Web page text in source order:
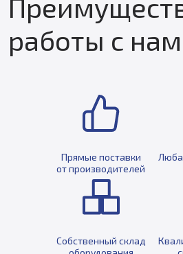
работы с
Прямые поставки
от производителей
Собственный склад